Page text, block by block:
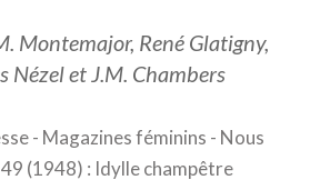
Montemajor, René Glatigny,
Nézel et J.M. Chambers
- Magazines féminins - Nous
(1948) : Idylle champêtre